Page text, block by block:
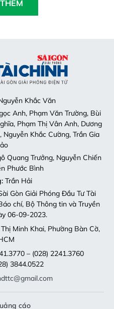
Khắc Văn
Anh, Phạm Văn Trường, Bùi
Phạm Thị Vân Anh, Dương
Khắc Cường, Trần Gia
Quang Trưởng, Nguyễn Chiến
Phước Bình
Trần Hải
Gòn Giải Phóng Đầu Tư Tài
chí, Bộ Thông tin và Truyền
06-09-2023.
Minh Khai, Phường Bàn Cờ,
– (028) 2241.3760
3844.0522
cáo